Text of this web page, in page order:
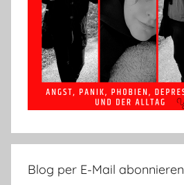
Blog per E-Mail abonnieren